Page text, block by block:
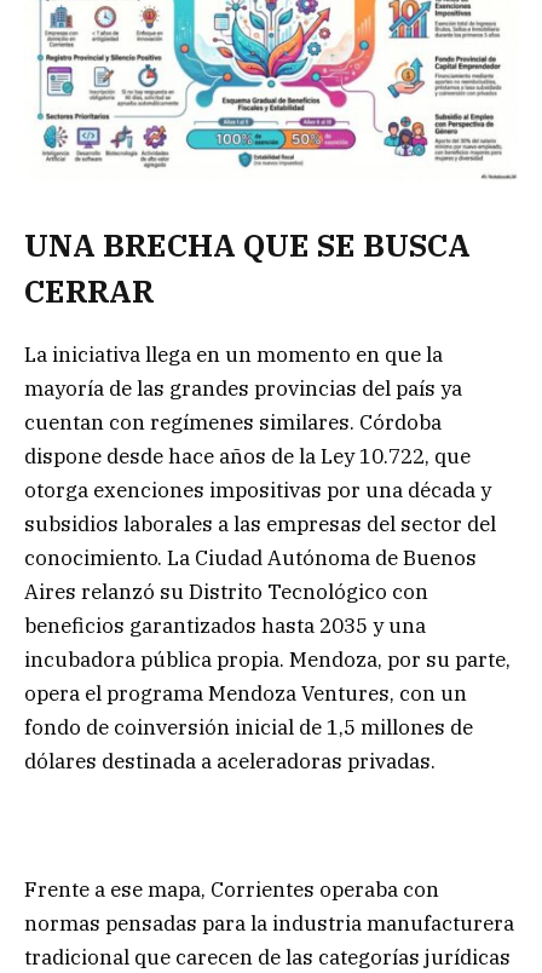
UNA BRECHA QUE SE BUSCA
CERRAR
La iniciativa llega en un momento en que la
mayoría de las grandes provincias del país ya
cuentan con regímenes similares. Córdoba
dispone desde hace años de la Ley 10.722, que
otorga exenciones impositivas por una década y
subsidios laborales a las empresas del sector del
conocimiento. La Ciudad Autónoma de Buenos
Aires relanzó su Distrito Tecnológico con
beneficios garantizados hasta 2035 y una
incubadora pública propia. Mendoza, por su parte,
opera el programa Mendoza Ventures, con un
fondo de coinversión inicial de 1,5 millones de
dólares destinada a aceleradoras privadas.
Frente a ese mapa, Corrientes operaba con
normas pensadas para la industria manufacturera
tradicional que carecen de las categorías jurídicas